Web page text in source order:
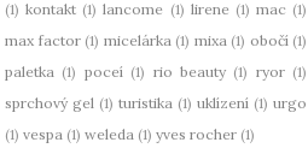
(1) kontakt (1) lancome (1) lirene (1) mac (1)
max factor (1) micelárka (1) mixa (1) obočí (1)
paletka (1) poceí (1) rio beauty (1) ryor (1)
sprchový gel (1) turistika (1) uklízení (1) urgo
(1) vespa (1) weleda (1) yves rocher (1)